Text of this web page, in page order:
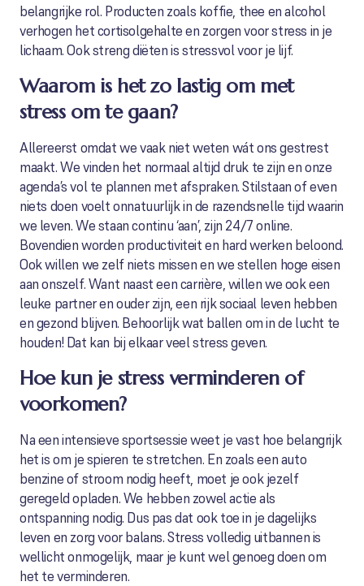
belangrijke rol. Producten zoals koffie, thee en alcohol
verhogen het cortisolgehalte en zorgen voor stress in je
lichaam. Ook streng diëten is stressvol voor je lijf.
Waarom is het zo lastig om met
stress om te gaan?
Allereerst omdat we vaak niet weten wát ons gestrest
maakt. We vinden het normaal altijd druk te zijn en onze
agenda’s vol te plannen met afspraken. Stilstaan of even
niets doen voelt onnatuurlijk in de razendsnelle tijd waarin
we leven. We staan continu ‘aan’, zijn 24/7 online.
Bovendien worden productiviteit en hard werken beloond.
Ook willen we zelf niets missen en we stellen hoge eisen
aan onszelf. Want naast een carrière, willen we ook een
leuke partner en ouder zijn, een rijk sociaal leven hebben
en gezond blijven. Behoorlijk wat ballen om in de lucht te
houden! Dat kan bij elkaar veel stress geven.
Hoe kun je stress verminderen of
voorkomen?
Na een intensieve sportsessie weet je vast hoe belangrijk
het is om je spieren te stretchen. En zoals een auto
benzine of stroom nodig heeft, moet je ook jezelf
geregeld opladen. We hebben zowel actie als
ontspanning nodig. Dus pas dat ook toe in je dagelijks
leven en zorg voor balans. Stress volledig uitbannen is
wellicht onmogelijk, maar je kunt wel genoeg doen om
het te verminderen.